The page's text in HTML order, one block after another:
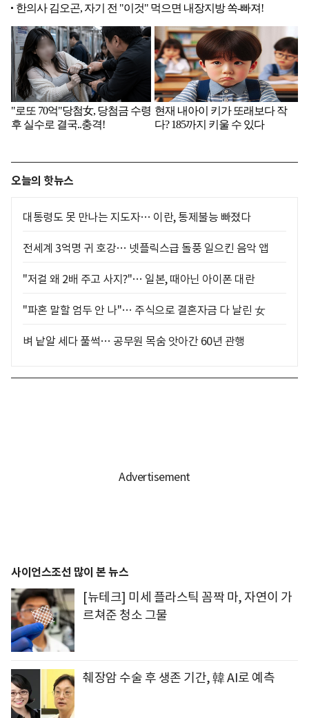
오늘의 핫뉴스
대통령도 못 만나는 지도자… 이란, 통제불능 빠졌다
전세계 3억명 귀 호강… 넷플릭스급 돌풍 일으킨 음악 앱
"저걸 왜 2배 주고 사지?"… 일본, 때아닌 아이폰 대란
"파혼 말할 엄두 안 나"… 주식으로 결혼자금 다 날린 女
벼 낱알 세다 풀썩… 공무원 목숨 앗아간 60년 관행
사이언스조선 많이 본 뉴스
[뉴테크] 미세 플라스틱 꼼짝 마, 자연이 가
르쳐준 청소 그물
췌장암 수술 후 생존 기간, 韓 AI로 예측